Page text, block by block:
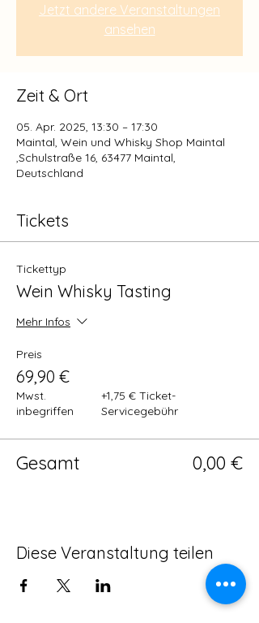
Jetzt andere Veranstaltungen
ansehen
Zeit & Ort
05. Apr. 2025, 13:30 – 17:30
Maintal, Wein und Whisky Shop Maintal
,Schulstraße 16, 63477 Maintal,
Deutschland
Tickets
Tickettyp
Wein Whisky Tasting
Mehr Infos
Preis
69,90 €
Mwst.
inbegriffen
+1,75 € Ticket-
Servicegebühr
Gesamt 0,00 €
Diese Veranstaltung teilen